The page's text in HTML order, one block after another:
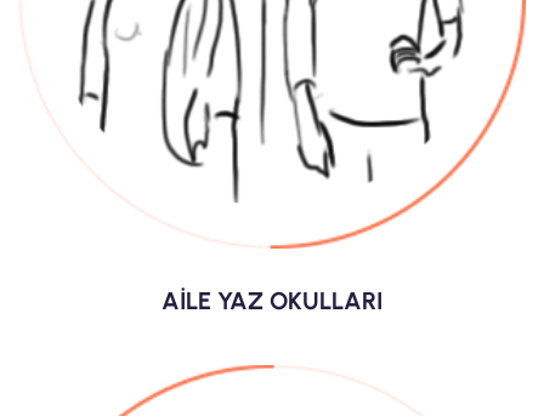
AİLE YAZ OKULLARI